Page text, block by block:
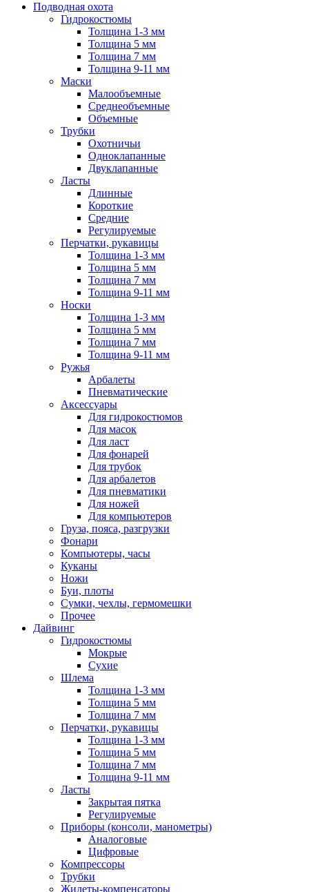
Подводная охота
Гидрокостюмы
Толщина 1-3 мм
Толщина 5 мм
Толщина 7 мм
Толщина 9-11 мм
Маски
Малообъемные
Среднеобъемные
Объемные
Трубки
Охотничьи
Одноклапанные
Двуклапанные
Ласты
Длинные
Короткие
Средние
Регулируемые
Перчатки, рукавицы
Толщина 1-3 мм
Толщина 5 мм
Толщина 7 мм
Толщина 9-11 мм
Носки
Толщина 1-3 мм
Толщина 5 мм
Толщина 7 мм
Толщина 9-11 мм
Ружья
Арбалеты
Пневматические
Аксессуары
Для гидрокостюмов
Для масок
Для ласт
Для фонарей
Для трубок
Для арбалетов
Для пневматики
Для ножей
Для компьютеров
Груза, пояса, разгрузки
Фонари
Компьютеры, часы
Куканы
Ножи
Буи, плоты
Сумки, чехлы, гермомешки
Прочее
Дайвинг
Гидрокостюмы
Мокрые
Сухие
Шлема
Толщина 1-3 мм
Толщина 5 мм
Толщина 7 мм
Перчатки, рукавицы
Толщина 1-3 мм
Толщина 5 мм
Толщина 7 мм
Толщина 9-11 мм
Ласты
Закрытая пятка
Регулируемые
Приборы (консоли, манометры)
Аналоговые
Цифровые
Компрессоры
Трубки
Жилеты-компенсаторы